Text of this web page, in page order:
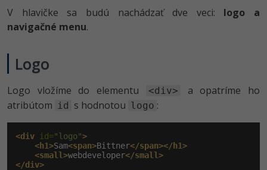
V hlavičke sa budú nachádzať dve veci: logo a
navigačné menu.
Logo
Logo vložíme do elementu <div>
a opatríme ho
atribútom id s hodnotou logo :
<div id="logo">
<h1>Sam<span>Bittner</span></h1>
<small>webdeveloper</small>
</div>